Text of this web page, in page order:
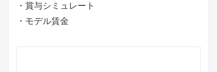
・賞与シミュレート
・モデル賃金